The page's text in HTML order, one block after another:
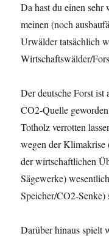
Da hast du einen
meinen (noch
Urwälder tatsächlich
Wirtschaftswälder/
Der deutsche Forst ist
CO2-Quelle
Totholz verrotten
wegen der
der wirtschaftlichen
Sägewerke)
Speicher/CO2-Senke)
Darüber hinaus spielt